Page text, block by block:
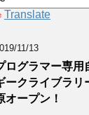
Translate
11/13
ログラマー専用
ークライブラリ
オープン！